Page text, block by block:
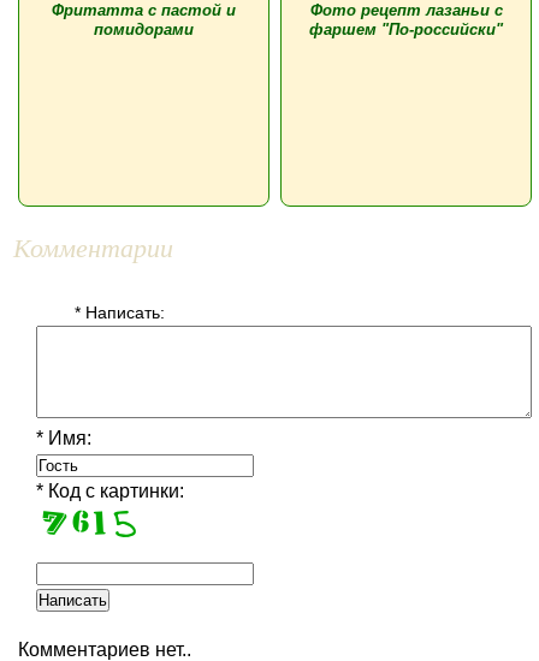
Фритатта с пастой и
помидорами
Фото рецепт лазаньи с
фаршем "По-российски"
Комментарии
* Написать:
* Имя:
* Код с картинки:
Комментариев нет..